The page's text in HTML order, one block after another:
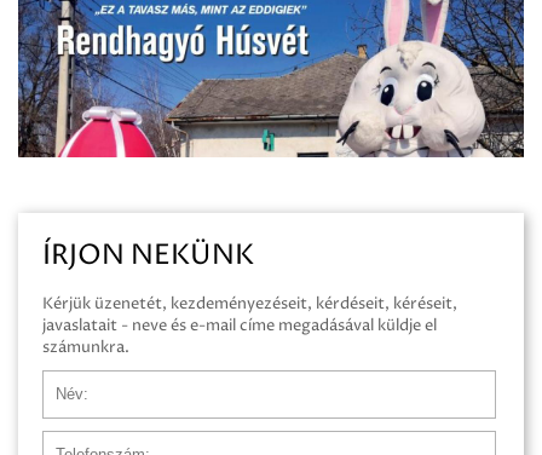
ÍRJON NEKÜNK
Kérjük üzenetét, kezdeményezéseit, kérdéseit, kéréseit,
javaslatait - neve és e-mail címe megadásával küldje el
számunkra.
Név
Telefonszám